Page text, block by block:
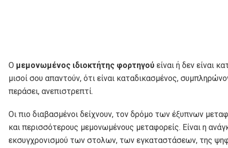
O μεμονωμένος ιδιοκτήτης φορτηγού είναι ή δεν είναι
μισοί σου απαντούν, ότι είναι καταδικασμένος,
περάσει, ανεπιστρεπτί.
Οι πιο διαβασμένοι δείχνουν, τον δρόμο των έξυπνων
και περισσότερους μεμονωμένους μεταφορείς. Είναι η
εκσυγχρονισμού των στολων, των εγκαταστάσεων, της